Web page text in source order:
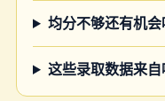
均分不够还有机会
这些录取数据来自